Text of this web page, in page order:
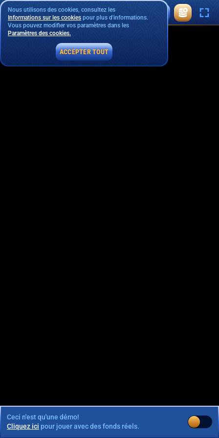
Ceci n'est qu'une démo!
Cliquez ici pour jouer avec des fonds réels.
Nous utilisons des cookies, consultez les
Informations sur les cookies pour plus d'informations.
Vous pouvez modifier vos paramètres dans les
Paramètres des cookies.
ACCEPTER TOUT